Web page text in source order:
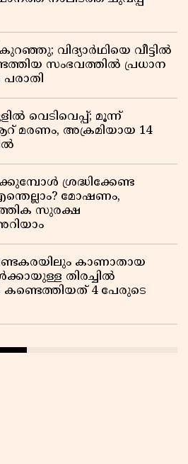
വിദ്യാർഥിയെ വീട്ടിൽ
സംഭവത്തിൽ പ്രധാന
വെടിവെപ്പ്; മൂന്ന്
മരണം, അക്രമിയായ 14
ശ്രദ്ധിക്കേണ്ട
മോഷണം,
സുരക്ഷ
കാണാതായ
തിരച്ചിൽ
4 പേരുടെ